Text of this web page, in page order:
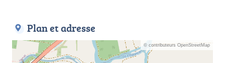
Plan et adresse
© contributeurs OpenStreetMap